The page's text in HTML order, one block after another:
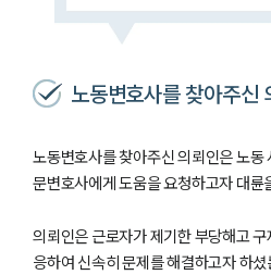
노동변호사를 찾아주신
노동변호사를 찾아주신 의뢰인은 노동
문변호사에게 도움을 요청하고자 대륜
의뢰인은 근로자가 제기한 부당해고
응하여 신속히 문제를 해결하고자 하셨